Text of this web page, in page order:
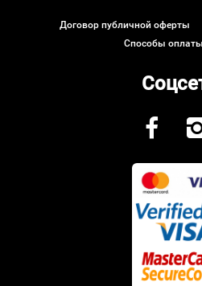
Договор публичной оферты
Способы